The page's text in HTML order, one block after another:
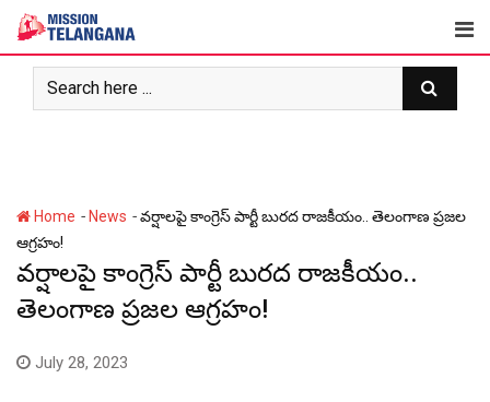
Skip
content
Home - News -వ‌ర్షాల‌పై కాంగ్రెస్ పార్టీ బుర‌ద రాజకీయం.. తెలంగాణ ప్ర‌జ‌ల
ఆగ్ర‌హం!
వ‌ర్షాల‌పై కాంగ్రెస్ పార్టీ బుర‌ద రాజకీయం..
తెలంగాణ ప్ర‌జ‌ల ఆగ్ర‌హం!
July 28, 2023